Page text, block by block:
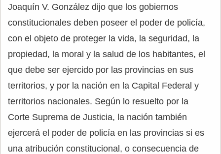
Joaquín V. González dijo que los gobiernos
constitucionales deben poseer el poder de policía,
con el objeto de proteger la vida, la seguridad, la
propiedad, la moral y la salud de los habitantes, el
que debe ser ejercido por las provincias en sus
territorios, y por la nación en la Capital Federal y
territorios nacionales. Según lo resuelto por la
Corte Suprema de Justicia, la nación también
ejercerá el poder de policía en las provincias si es
una atribución constitucional, o consecuencia de